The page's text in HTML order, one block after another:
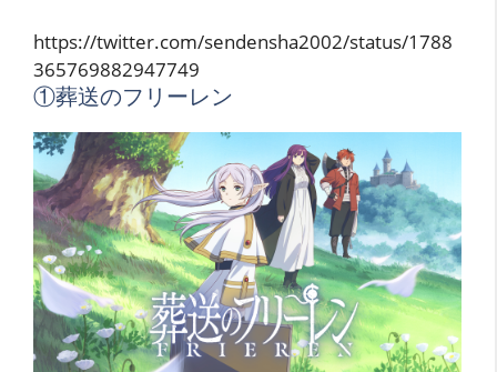
https://twitter.com/sendensha2002/status/1788
365769882947749
①葬送のフリーレン